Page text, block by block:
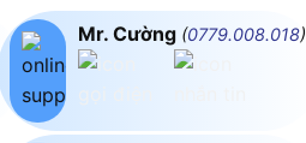
Mr. Cường (0779.008.018)